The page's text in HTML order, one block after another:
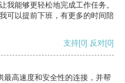
我能够更轻松地完成工作任务。
可以提前下班，有更多的时间陪
支持[0] 反对[0]
最高速度和安全性的连接，并帮